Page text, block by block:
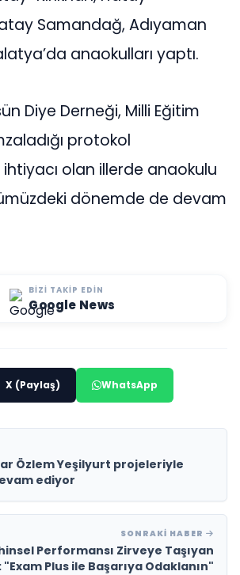
Samandağ, Adıyaman
anaokulları yaptı.
Diye Derneği, Milli Eğitim
protokol
olan illerde anaokulu
dönemde de devam
BIZI TAKIP EDIN
Google News
X (Paylaş) WhatsApp
Özlem Yeşilyurt projeleriyle
ediyor
SONRAKI HABER
Performansı Zirveye Taşıyan
"Exam Plus ile Başarıya Odaklanın"